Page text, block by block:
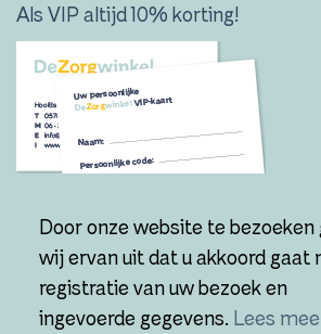
Door onze website te bezoeken
wij ervan uit dat u akkoord gaat
registratie van uw bezoek en
ingevoerde gegevens. Lees
Als VIP altijd 10% korting!
Ik wil VIP worden!